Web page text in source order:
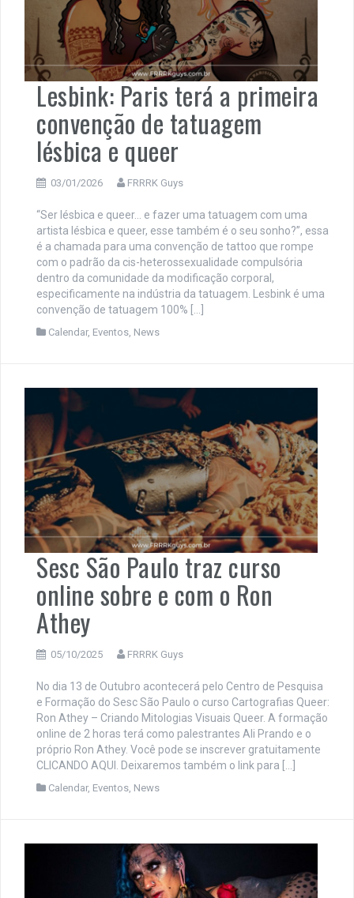
Lesbink: Paris terá a primeira
convenção de tatuagem
lésbica e queer
03/01/2026 FRRRK Guys
“Ser lésbica e queer… e fazer uma tatuagem com uma
artista lésbica e queer, esse também é o seu sonho?”, essa
é a chamada para uma convenção de tattoo que rompe
com o padrão da cis-heterossexualidade compulsória
dentro da comunidade da modificação corporal,
especificamente na indústria da tatuagem. Lesbink é uma
convenção de tatuagem 100% […]
Calendar, Eventos News
Sesc São Paulo traz curso
online sobre e com o Ron
Athey
05/10/2025 FRRRK Guys
No dia 13 de Outubro acontecerá pelo Centro de Pesquisa
e Formação do Sesc São Paulo o curso Cartografias Queer:
Ron Athey – Criando Mitologias Visuais Queer. A formação
online de 2 horas terá como palestrantes Ali Prando e o
próprio Ron Athey. Você pode se inscrever gratuitamente
CLICANDO AQUI. Deixaremos também o link para […]
Calendar, Eventos, News